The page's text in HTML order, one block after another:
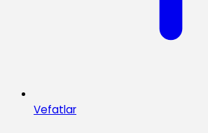
Vefatlar